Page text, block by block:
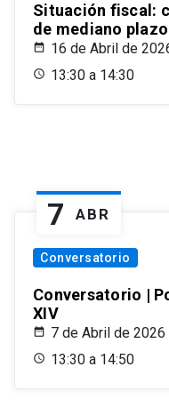
Situación fiscal:
de mediano
16 de Abril de
13:30 a 14:30
7 ABR
Conversatorio
Conversatorio |
XIV
7 de Abril de 2026
13:30 a 14:50